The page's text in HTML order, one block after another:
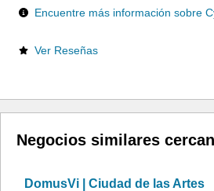
Encuentre más información sobre
Ver Reseñas
Negocios similares
DomusVi | Ciudad de las Artes